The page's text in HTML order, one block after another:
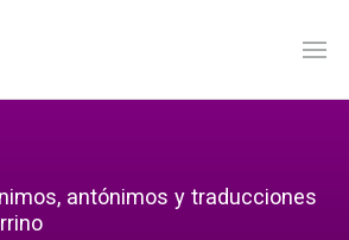
antónimos y traducciones